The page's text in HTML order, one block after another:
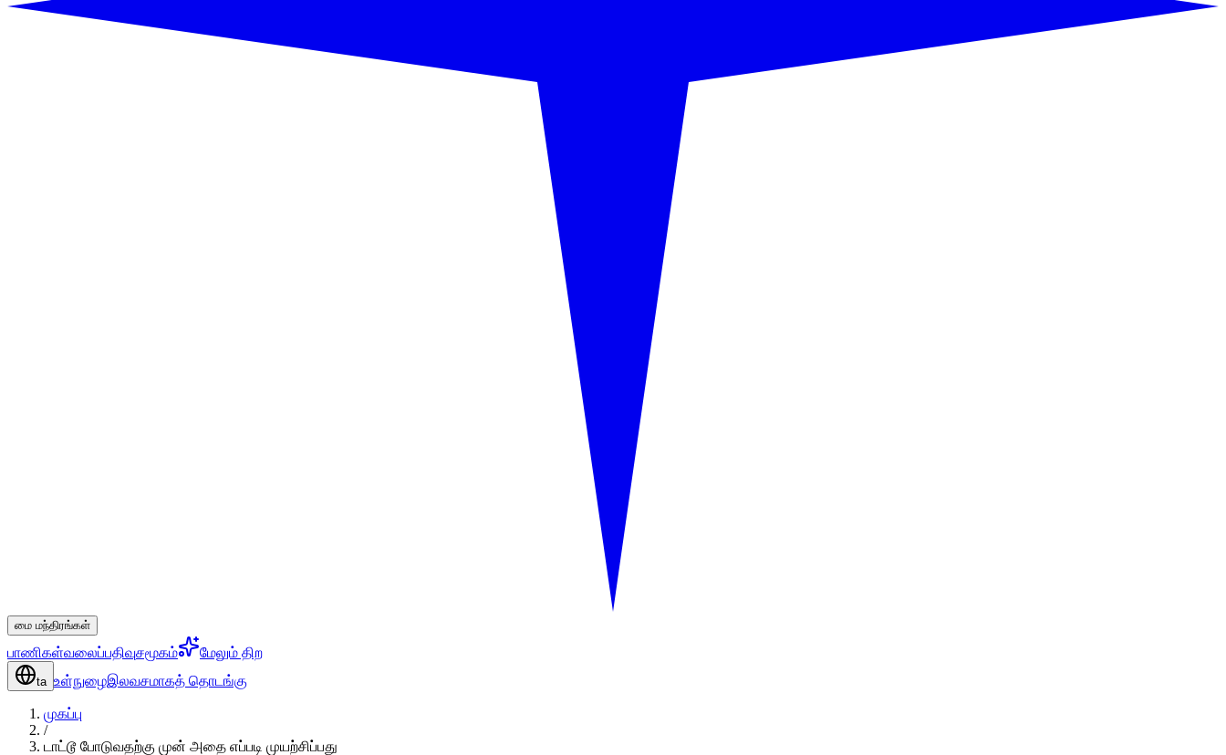
மை மந்திரங்கள்
பாணிகள்வலைப்பதிவுசமூகம் மேலும் திற
ta உள்நுழைஇலவசமாகத் தொடங்கு
முகப்பு
/
டாட்டூ போடுவதற்கு முன் அதை எப்படி முயற்சிப்பது